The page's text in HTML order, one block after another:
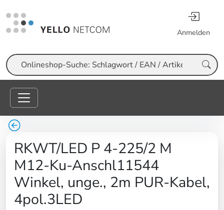
Anmelden
Suche
RKWT/LED P 4-225/2 M
M12-Ku-Anschl11544
Winkel, unge., 2m PUR-Kabel,
4pol.3LED